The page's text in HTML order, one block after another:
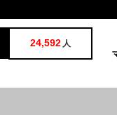
24,592 人